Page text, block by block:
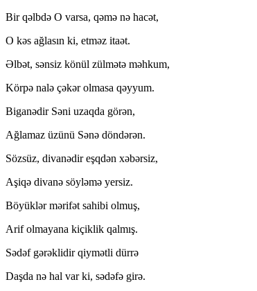
Bir qəlbdə O varsa, qəmə nə hacət,
O kəs ağlasın ki, etməz itaət.
Əlbət, sənsiz könül zülmətə məhkum,
Körpə nalə çəkər olmasa qəyyum.
Biganədir Səni uzaqda görən,
Ağlamaz üzünü Sənə döndərən.
Sözsüz, divanədir eşqdən xəbərsiz,
Aşiqə divanə söyləmə yersiz.
Böyüklər mərifət sahibi olmuş,
Arif olmayana kiçiklik qalmış.
Sədəf gərəklidir qiymətli dürrə
Daşda nə hal var ki, sədəfə girə.